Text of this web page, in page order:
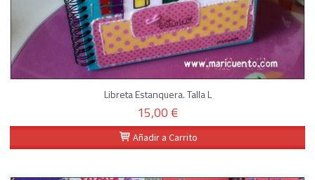
Libreta Estanquera. Talla L
15,00 €
Añadir a Carrito